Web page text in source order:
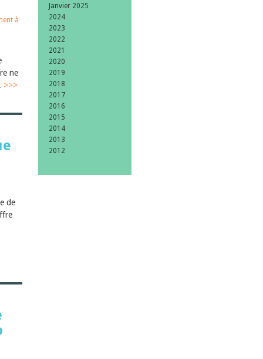
à
ne
>>>
de
Janvier 2025
2024
2023
2022
2021
2020
2019
2018
2017
2016
2015
2014
2013
2012